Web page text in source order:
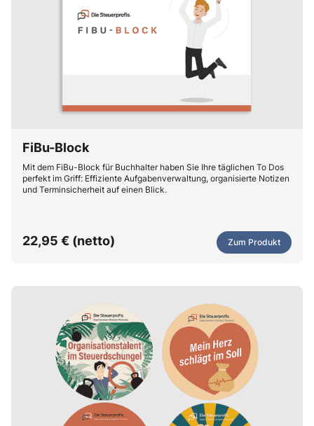
FiBu-Block
Mit dem FiBu-Block für Buchhalter haben Sie Ihre täglichen To Dos
perfekt im Griff: Effiziente Aufgabenverwaltung, organisierte Notizen
und Terminsicherheit auf einen Blick.
22,95 € (netto) Zum Produkt